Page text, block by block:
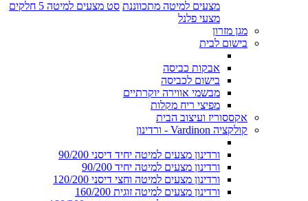
מצעים למיטה מתכווננת סט מצעים למיטה 5 חלקים
מצעי פלנל
מגן מזרון
בישום לבית
אבקות כביסה
בישום לכביסה
מבשמי אווירה יוקרתיים
מפיצי ריח מקלות
אקססוריז ועיצוב הבית
קולקציה Vardinon - ורדינון
ורדינון מצעים למיטה יחיד דיסני 90/200
ורדינון מצעים למיטה יחיד 90/200
ורדינון מצעים למיטה וחצי דיסני 120/200
ורדינון מצעים למיטה זוגית 160/200